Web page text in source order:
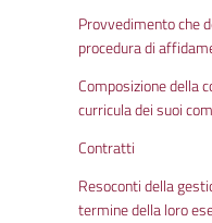
Provvedimento che
procedura di
Composizione della
curricula dei suoi
Contratti
Resoconti della
termine della loro